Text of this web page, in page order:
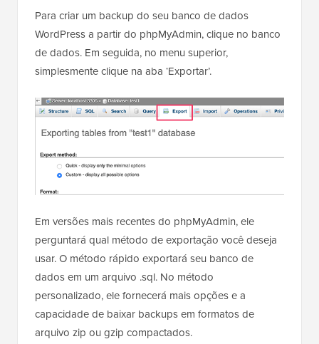
Para criar um backup do seu banco de dados
WordPress a partir do phpMyAdmin, clique no banco
de dados. Em seguida, no menu superior,
simplesmente clique na aba ‘Exportar’.
Em versões mais recentes do phpMyAdmin, ele
perguntará qual método de exportação você deseja
usar. O método rápido exportará seu banco de
dados em um arquivo .sql. No método
personalizado, ele fornecerá mais opções e a
capacidade de baixar backups em formatos de
arquivo zip ou gzip compactados.